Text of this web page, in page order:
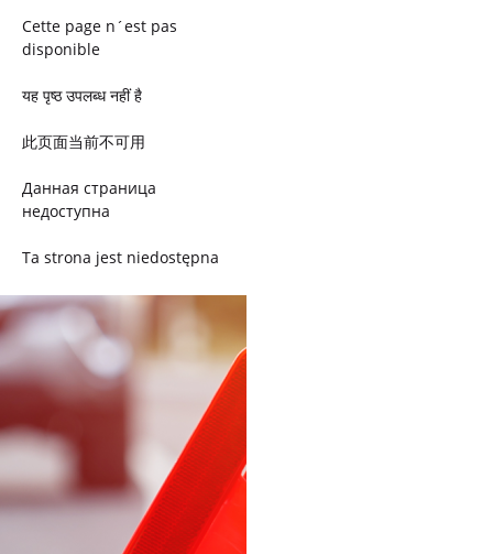
Cette page n´est pas
disponible
यह पृष्ठ उपलब्ध नहीं है
此页面当前不可用
Данная страница
недоступна
Ta strona jest niedostępna
Trang này không có
Esta página não está
disponível
このページは現在利用できま
せん
Pagina non disponibile
هذه الصفحة غير متوفرة